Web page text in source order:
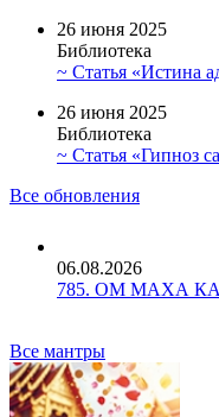
26 июня 2025
Библиотека
~ Статья «Истина
26 июня 2025
Библиотека
~ Статья «Гипноз
Все обновления
06.08.2026
785. ОМ МАХА
Все мантры